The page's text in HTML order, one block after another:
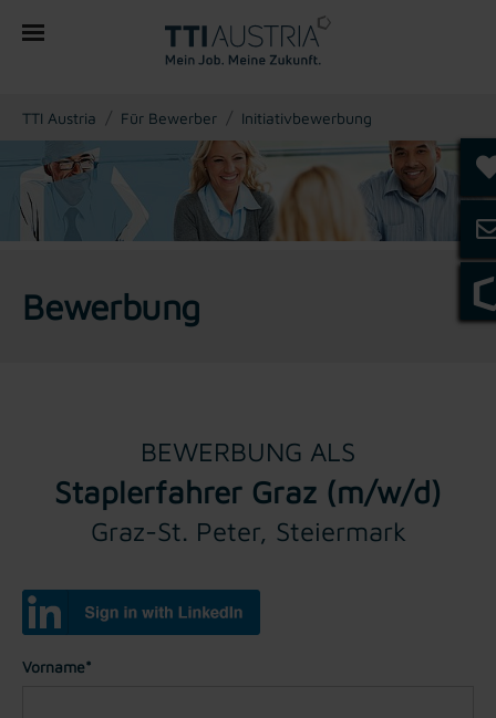
You are here:
TTI Austria Für Bewerber Initiativbewerbung
Bewerbung
BEWERBUNG ALS
Staplerfahrer Graz (m/w/d)
Graz-St. Peter, Steiermark
Vorname*